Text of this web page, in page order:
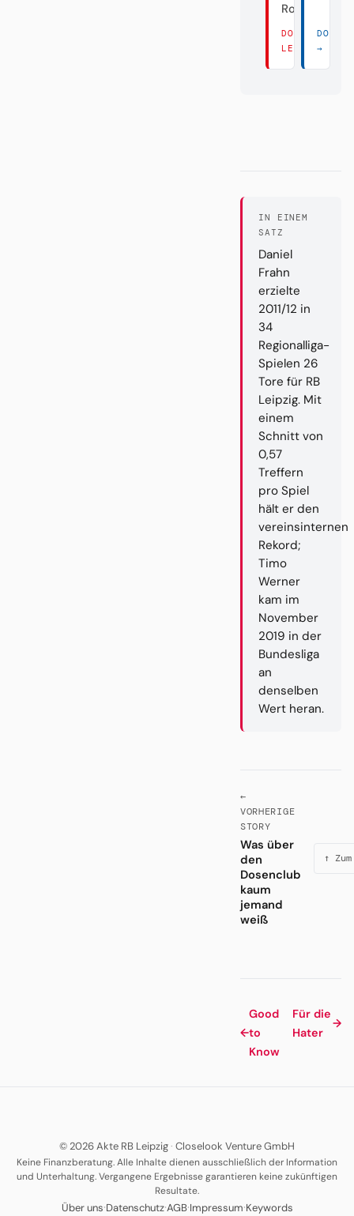
Rose
DORT
LESEN →
DORT
→
IN EINEM
SATZ
Daniel
Frahn
erzielte
2011/12 in
34
Regionalliga-
Spielen 26
Tore für RB
Leipzig. Mit
einem
Schnitt von
0,57
Treffern
pro Spiel
hält er den
vereinsinternen
Rekord;
Timo
Werner
kam im
November
2019 in der
Bundesliga
an
denselben
Wert heran.
←
VORHERIGE
STORY
Was über
den
Dosenclub
kaum
jemand
weiß
↑
←
Good
to
Know
Für die
Hater
→
© 2026 Akte RB Leipzig· Closelook Venture GmbH
Keine Finanzberatung. Alle Inhalte dienen ausschließlich der Information
und Unterhaltung. Vergangene Ergebnisse garantieren keine zukünftigen
Resultate.
Über uns·Datenschutz·AGB·Impressum·Keywords